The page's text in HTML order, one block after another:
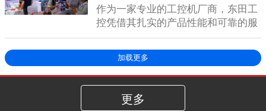
作为一家专业的工控机厂商，东田工
控凭借其扎实的产品性能和可靠的服
务支持，在行业内...
加载更多
更多